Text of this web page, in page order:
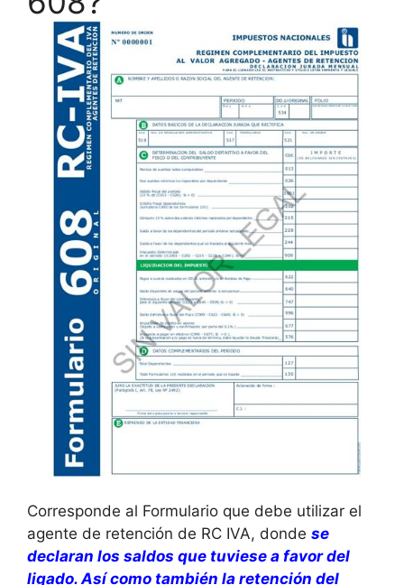
Corresponde al Formulario que debe utilizar el
agente de retención de RC IVA, donde se
declaran los saldos que tuviese a favor del
ligado. Así como también la retención del